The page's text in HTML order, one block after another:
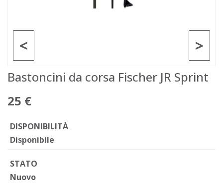
>
<
Bastoncini da corsa Fischer JR Sprint
25 €
DISPONIBILITÀ
Disponibile
STATO
Nuovo